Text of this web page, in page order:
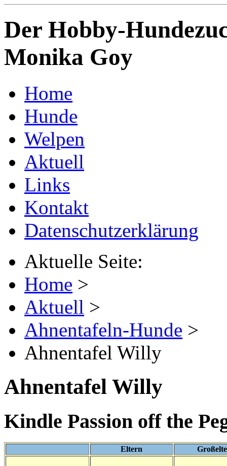
Der Hobby-
Monika Goy
Home
Hunde
Welpen
Aktuell
Links
Kontakt
Datenschutzerklärung
Aktuelle Seite:
Home >
Aktuell >
Ahnentafeln-Hunde >
Ahnentafel Willy
Ahnentafel Willy
Kindle Passion off the
Eltern